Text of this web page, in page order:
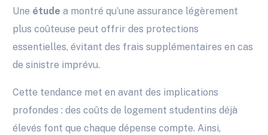
Une étude a montré qu’une assurance légèrement
plus coûteuse peut offrir des protections
essentielles, évitant des frais supplémentaires en cas
de sinistre imprévu.
Cette tendance met en avant des implications
profondes : des coûts de logement studentins déjà
élevés font que chaque dépense compte. Ainsi,